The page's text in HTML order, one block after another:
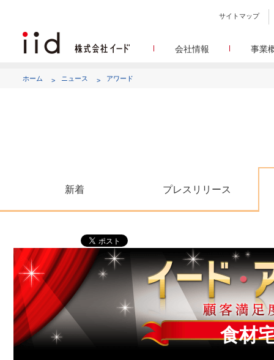
サイトマップ
会社情報
アク
事業
ホーム ニュース アワード
新着 プレスリリース
食材